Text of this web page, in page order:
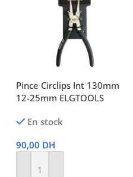
Pince Circlips Int 130mm
12-25mm ELGTOOLS
En stock
90,00 DH
Ajouter Au Panier